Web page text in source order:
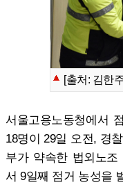
[출처: 김한
서울고용노동청에서
18명이 29일 오전, 경
부가 약속한 법외노조
서 9일째 점거 농성을